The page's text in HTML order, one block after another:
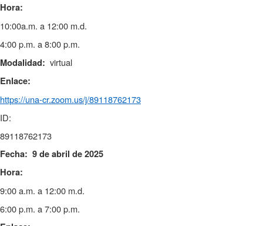
Hora:
10:00a.m. a 12:00 m.d.
4:00 p.m. a 8:00 p.m.
Modalidad: virtual
Enlace:
https://una-cr.zoom.us/j/89118762173
ID:
89118762173
Fecha: 9 de abril de 2025
Hora:
9:00 a.m. a 12:00 m.d.
6:00 p.m. a 7:00 p.m.